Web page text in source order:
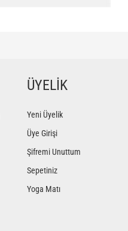
ÜYELİK
Yeni Üyelik
Üye Girişi
Şifremi Unuttum
Sepetiniz
Yoga Matı